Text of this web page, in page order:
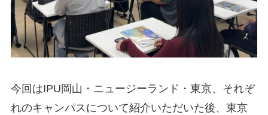
今回はIPU岡山・ニュージーランド・東京、それぞ
れのキャンパスについて紹介いただいた後、東京